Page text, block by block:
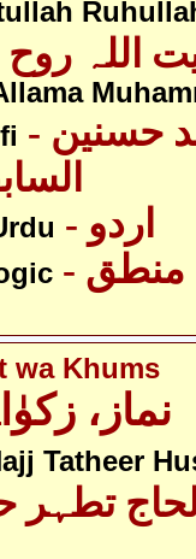
اللہ
- علامہ محمد حسنین
- اردو
- منطق
wa Khums
نماز،
Tatheer
تطہر